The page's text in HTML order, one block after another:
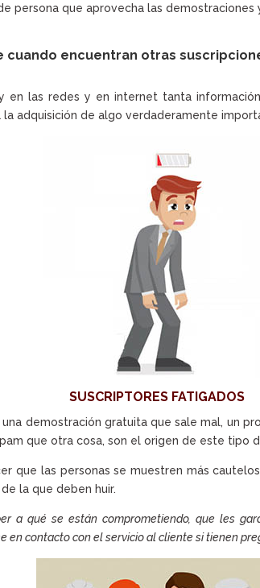
persona que aprovecha las
cuando encuentran otras
en las redes y en internet tanta
la adquisición de algo verdaderamente
SUSCRIPTORES FATIGADOS
demostración gratuita que sale mal, un
que otra cosa, son el origen de este tipo
que las personas se muestren más
la que deben huir.
a qué se están comprometiendo, que les
en contacto con el servicio al cliente si tienen